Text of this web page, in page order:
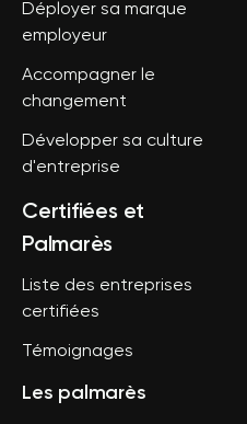
Déployer sa marque
employeur
Accompagner le
changement
Développer sa culture
d'entreprise
Certifiées et
Palmarès
Liste des entreprises
certifiées
Témoignages
Les palmarès